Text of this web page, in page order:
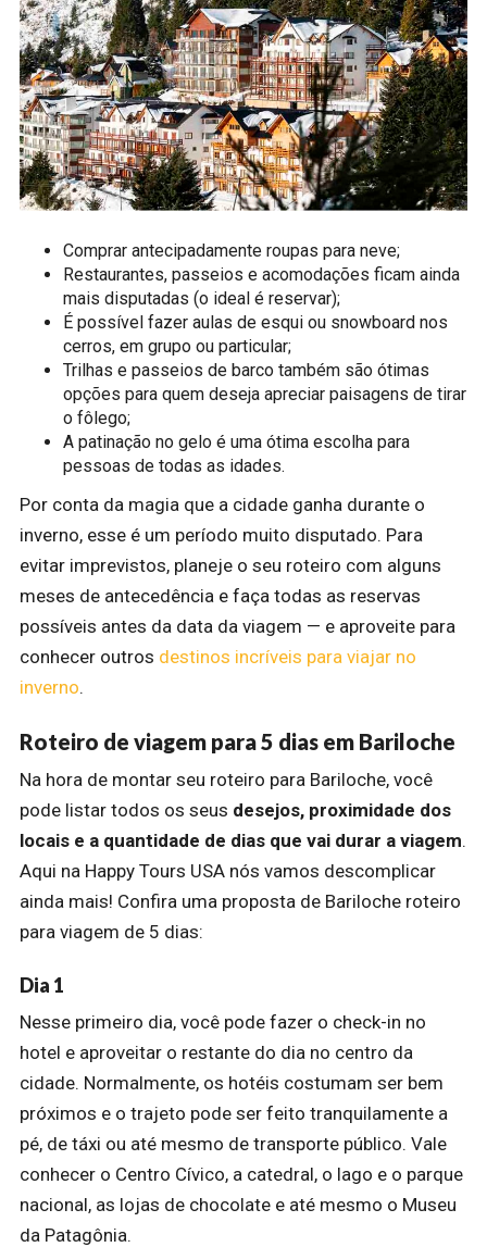
Comprar antecipadamente roupas para neve;
Restaurantes, passeios e acomodações ficam ainda
mais disputadas (o ideal é reservar);
É possível fazer aulas de esqui ou snowboard nos
cerros, em grupo ou particular;
Trilhas e passeios de barco também são ótimas
opções para quem deseja apreciar paisagens de tirar
o fôlego;
A patinação no gelo é uma ótima escolha para
pessoas de todas as idades.
Por conta da magia que a cidade ganha durante o
inverno, esse é um período muito disputado. Para
evitar imprevistos, planeje o seu roteiro com alguns
meses de antecedência e faça todas as reservas
possíveis antes da data da viagem — e aproveite para
conhecer outros destinos incríveis para viajar no
inverno.
Roteiro de viagem para 5 dias em Bariloche
Na hora de montar seu roteiro para Bariloche, você
pode listar todos os seus desejos, proximidade dos
locais e a quantidade de dias que vai durar a viagem.
Aqui na Happy Tours USA nós vamos descomplicar
ainda mais! Confira uma proposta de Bariloche roteiro
para viagem de 5 dias:
Dia 1
Nesse primeiro dia, você pode fazer o check-in no
hotel e aproveitar o restante do dia no centro da
cidade. Normalmente, os hotéis costumam ser bem
próximos e o trajeto pode ser feito tranquilamente a
pé, de táxi ou até mesmo de transporte público. Vale
conhecer o Centro Cívico, a catedral, o lago e o parque
nacional, as lojas de chocolate e até mesmo o Museu
da Patagônia.